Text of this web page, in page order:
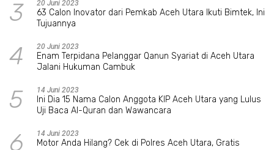
3 20 Juni 2023
63 Calon Inovator dari Pemkab Aceh Utara Ikuti Bimtek, Ini
Tujuannya
4 20 Juni 2023
Enam Terpidana Pelanggar Qanun Syariat di Aceh Utara
Jalani Hukuman Cambuk
5 14 Juni 2023
Ini Dia 15 Nama Calon Anggota KIP Aceh Utara yang Lulus
Uji Baca Al-Quran dan Wawancara
6 14 Juni 2023
Motor Anda Hilang? Cek di Polres Aceh Utara, Gratis